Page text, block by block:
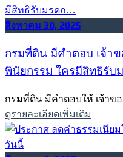
สิงหาคม 30, 2025
กรมที่ดิน มีคำตอบ เจ้า
พินัยกรรม ใครมีสิทธิรับ
กรมที่ดิน มีคำตอบให้ เจ้าขอ
ดูรายละเอียดเพิ่มเติม